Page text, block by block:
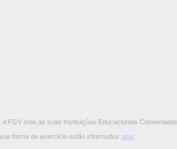
FGV e/ou as suas Instituições Educacionais
forma de exercício estão informados aqui